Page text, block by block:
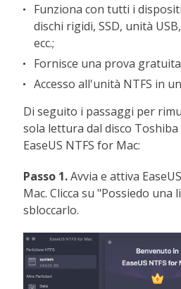
Funziona con tutti i
dischi rigidi, SSD, unità
ecc.;
Fornisce una prova
Accesso all'unità NTFS in
Di seguito i passaggi per
sola lettura dal disco
EaseUS NTFS for Mac:
Passo 1.Avvia e attiva
Mac. Clicca su "Possiedo una
sbloccarlo.